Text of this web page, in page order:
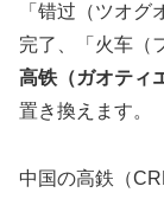
「错过（ツオ
完了、「火车（
高铁（ガオティ
置き換えます。
中国の高鉄（